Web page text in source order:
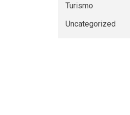
Turismo
Uncategorized